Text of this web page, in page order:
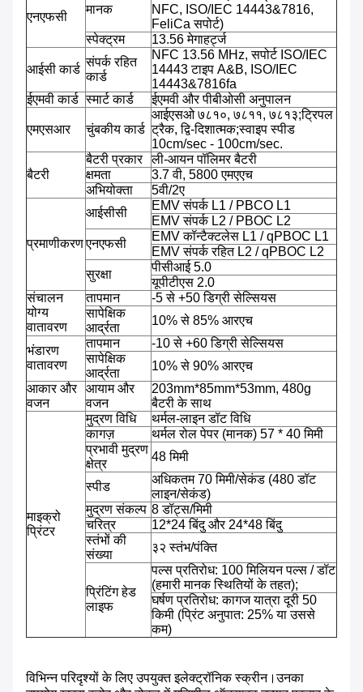
एनएफसी
मानक
NFC, ISO/IEC 14443&7816,
FeliCa सपोर्ट)
स्पेक्ट्रम
13.56 मेगाहर्ट्ज
आईसी कार्ड
संपर्क रहित
कार्ड
NFC 13.56 MHz, सपोर्ट ISO/IEC
14443 टाइप A&B, ISO/IEC
14443&7816fa
ईएमवी कार्ड स्मार्ट कार्ड ईएमवी और पीबीओसी अनुपालन
एमएसआर चुंबकीय कार्ड
आईएसओ ७८१०, ७८११, ७८१३;ट्रिपल
ट्रैक, द्वि-दिशात्मक;स्वाइप स्पीड
10cm/sec - 100cm/sec.
बैटरी
बैटरी प्रकार
ली-आयन पॉलिमर बैटरी
क्षमता
3.7 वी, 5800 एमएएच
अभियोक्ता
5वी/2ए
प्रमाणीकरण
आईसीसी
EMV संपर्क L1 / PBCO L1
EMV संपर्क L2 / PBOC L2
एनएफसी
EMV कॉन्टैक्टलेस L1 / qPBOC L1
EMV संपर्क रहित L2 / qPBOC L2
सुरक्षा
पीसीआई 5.0
यूपीटीएस 2.0
संचालन
योग्य
वातावरण
तापमान
-5 से +50 डिग्री सेल्सियस
सापेक्षिक
आर्द्रता
10% से 85% आरएच
भंडारण
वातावरण
तापमान
-10 से +60 डिग्री सेल्सियस
सापेक्षिक
आर्द्रता
10% से 90% आरएच
आकार और
वजन
आयाम और
वजन
203mm*85mm*53mm, 480g
बैटरी के साथ
माइक्रो
प्रिंटर
मुद्रण विधि
थर्मल-लाइन डॉट विधि
कागज़
थर्मल रोल पेपर (मानक) 57 * 40 मिमी
प्रभावी मुद्रण
क्षेत्र
48 मिमी
स्पीड
अधिकतम 70 मिमी/सेकंड (480 डॉट
लाइन/सेकंड)
मुद्रण संकल्प 8 डॉट्स/मिमी
चरित्र
12*24 बिंदु और 24*48 बिंदु
स्तंभों की
संख्या
३२ स्तंभ/पंक्ति
प्रिंटिंग हेड
लाइफ
पल्स प्रतिरोध: 100 मिलियन पल्स / डॉट
(हमारी मानक स्थितियों के तहत);
घर्षण प्रतिरोध: कागज यात्रा दूरी 50
किमी (प्रिंट अनुपात: 25% या उससे
कम)
विभिन्न परिदृश्यों के लिए उपयुक्त इलेक्ट्रॉनिक स्क्रीन।उनका